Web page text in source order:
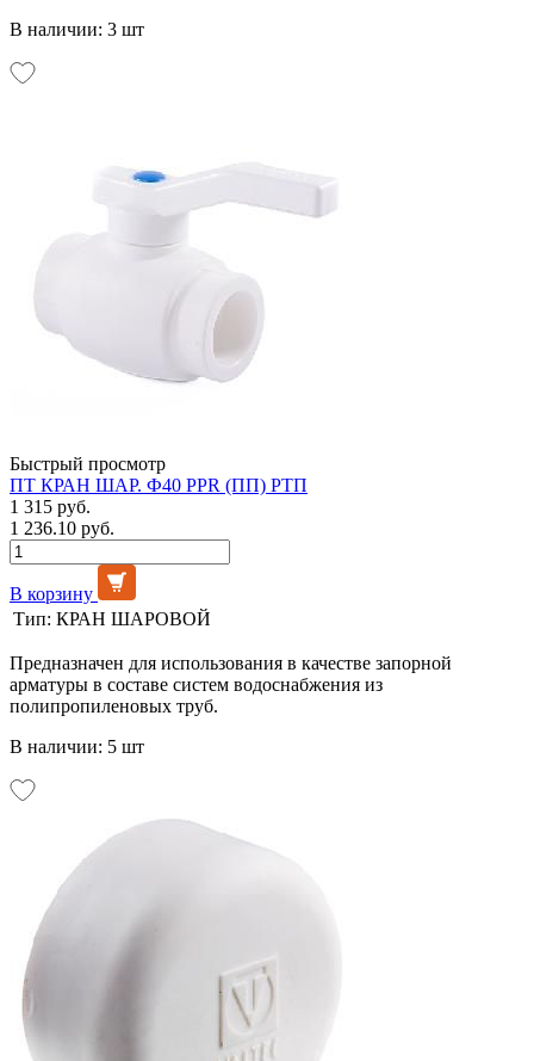
В наличии: 3 шт
Быстрый просмотр
ПТ КРАН ШАР. Ф40 PPR (ПП) РТП
1 315 руб.
1 236.10 руб.
В корзину
Тип: КРАН ШАРОВОЙ
Предназначен для использования в качестве запорной
арматуры в составе систем водоснабжения из
полипропиленовых труб.
В наличии: 5 шт